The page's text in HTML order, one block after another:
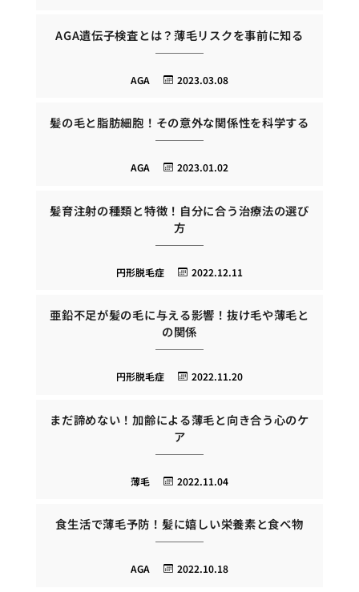
AGA遺伝子検査とは？薄毛リスクを事前に知る
2023.03.08
AGA
髪の毛と脂肪細胞！その意外な関係性を科学する
2023.01.02
AGA
髪育注射の種類と特徴！自分に合う治療法の選び
方
2022.12.11
円形脱毛症
亜鉛不足が髪の毛に与える影響！抜け毛や薄毛と
の関係
2022.11.20
円形脱毛症
まだ諦めない！加齢による薄毛と向き合う心のケ
ア
2022.11.04
薄毛
食生活で薄毛予防！髪に嬉しい栄養素と食べ物
2022.10.18
AGA